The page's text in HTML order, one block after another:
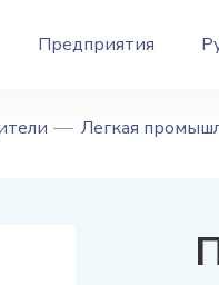
Предприятия
Легкая